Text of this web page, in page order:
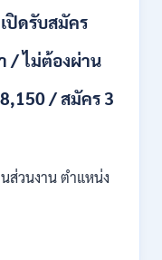
ปิดรับสมัคร
/ ไม่ต้องผ่าน
/ สมัคร 3
ส่วนงาน ตำแหน่ง